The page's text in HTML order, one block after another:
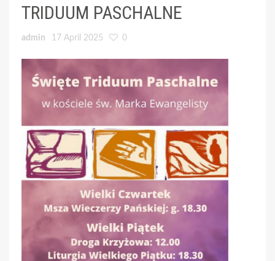
TRIDUUM PASCHALNE
admin 17 April 2025 0